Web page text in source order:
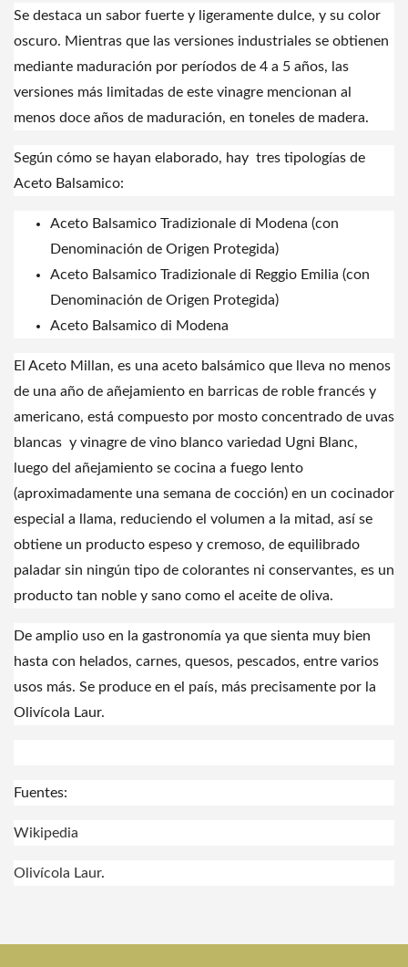
Se destaca un sabor fuerte y ligeramente dulce, y su color
oscuro. Mientras que las versiones industriales se obtienen
mediante maduración por períodos de 4 a 5 años, las
versiones más limitadas de este vinagre mencionan al
menos doce años de maduración, en toneles de madera.
Según cómo se hayan elaborado, hay tres tipologías de
Aceto Balsamico:
Aceto Balsamico Tradizionale di Modena (con
Denominación de Origen Protegida)
Aceto Balsamico Tradizionale di Reggio Emilia (con
Denominación de Origen Protegida)
Aceto Balsamico di Modena
El Aceto Millan, es una aceto balsámico que lleva no menos
de una año de añejamiento en barricas de roble francés y
americano, está compuesto por mosto concentrado de uvas
blancas y vinagre de vino blanco variedad Ugni Blanc,
luego del añejamiento se cocina a fuego lento
(aproximadamente una semana de cocción) en un cocinador
especial a llama, reduciendo el volumen a la mitad, así se
obtiene un producto espeso y cremoso, de equilibrado
paladar sin ningún tipo de colorantes ni conservantes, es un
producto tan noble y sano como el aceite de oliva.
De amplio uso en la gastronomía ya que sienta muy bien
hasta con helados, carnes, quesos, pescados, entre varios
usos más. Se produce en el país, más precisamente por la
Olivícola Laur.
Fuentes:
Wikipedia
Olivícola Laur.